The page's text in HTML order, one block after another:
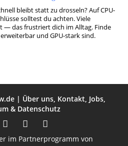
bleibt statt zu drosseln? Auf CPU-
solltest du achten. Viele
— das frustriert dich im Alltag. Finde
und GPU-stark sind.
| Über uns, Kontakt Jobs,
& Datenschutz
im Partnerprogramm von